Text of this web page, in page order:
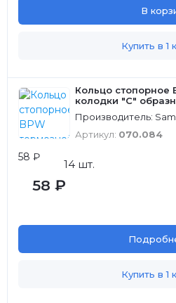
В
Купить в 1
Кольцо стопорное
колодки "С"
Производитель:
Артикул: 070.084
58 ₽
14 шт.
58 ₽
Купить в 1